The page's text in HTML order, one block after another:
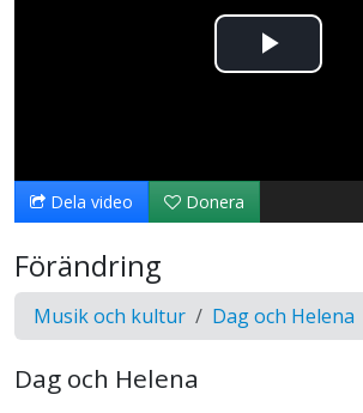
Spela
video
Dela video Donera
Förändring
Musik och kultur Dag och Helena
Dag och Helena